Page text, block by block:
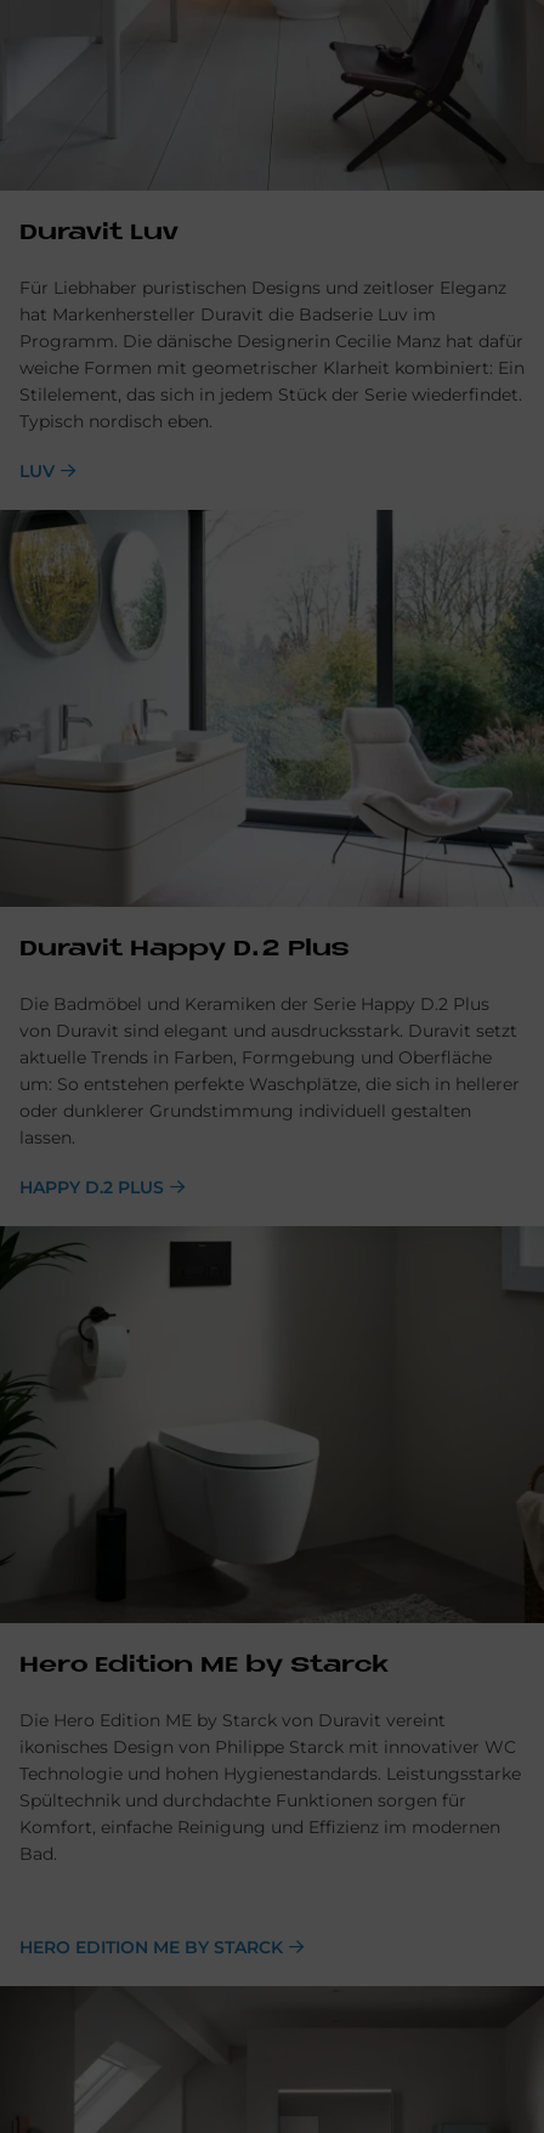
Du­ra­vit Luv
Für Liebhaber puristischen Designs und zeitloser Eleganz
hat Markenhersteller Duravit die Badserie Luv im
Programm. Die dänische Designerin Cecilie Manz hat dafür
weiche Formen mit geometrischer Klarheit kombiniert: Ein
Stilelement, das sich in jedem Stück der Serie wiederfindet.
Typisch nordisch eben.
LUV
Du­ra­vit Hap­py D.2 Plus
Die Badmöbel und Keramiken der Serie Happy D.2 Plus
von Duravit sind elegant und ausdrucksstark. Duravit setzt
aktuelle Trends in Farben, Formgebung und Oberfläche
um: So entstehen perfekte Waschplätze, die sich in hellerer
oder dunklerer Grundstimmung individuell gestalten
lassen.
HAPPY D.2 PLUS
Hero Edi­ti­on ME by Star­ck
Die Hero Edition ME by Starck von Duravit vereint
ikonisches Design von Philippe Starck mit innovativer WC
Technologie und hohen Hygienestandards. Leistungsstarke
Spültechnik und durchdachte Funktionen sorgen für
Komfort, einfache Reinigung und Effizienz im modernen
Bad.
HERO EDITION ME BY STARCK